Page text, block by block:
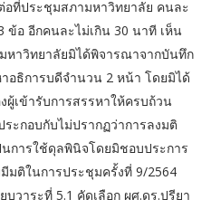
อที่ประชุมสภามหาวิทยาลัย คนละ
อ อีกคนละไม่เกิน 30 นาที เห็น
หาวิทยาลัยมิได้พิจารณาจากบันทึก
อธิการบดีจำนวน 2 หน้า โดยมิได้
เข้ารับการสรรหาให้ครบถ้วน
ะกอบกับไม่ปรากฏว่าการลงมติ
การใช้ดุลพินิจโดยมิชอบประการ
มติในการประชุมครั้งที่ 9/2564
วาระที่ 5.1 คัดเลือก ผศ.ดร.ปรียา